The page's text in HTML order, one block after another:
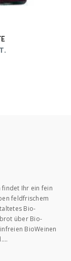
Ihr ein fein
feldfrischem
Bio-
über Bio-
BioWeinen